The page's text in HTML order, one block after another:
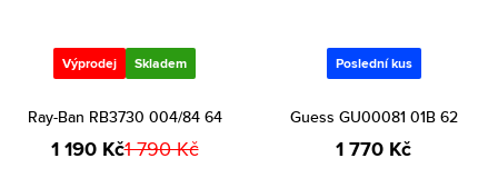
Výprodej Skladem
Ray-Ban RB3730 004/84 64
1 190 Kč1 790 Kč
Poslední kus
Guess GU00081 01B 62
1 770 Kč